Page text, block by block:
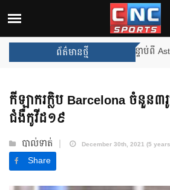
ព័ត៌មានថ្មី
ឈ្នះពានរង្វាន់បន្ថែមទៀត បន្ទាប់ពី Aston
កីឡាករក្លិប Barcelona ចំនួន៣
ជំងឺកូវីដ១៩
បាល់ទាត់ December 30th, 2021 (5
Share